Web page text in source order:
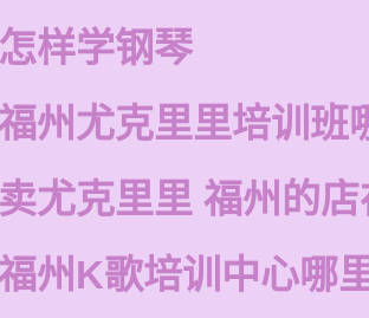
怎样学钢琴
州尤克里里培训班
卖尤克里里 福州的
州K歌培训中心哪